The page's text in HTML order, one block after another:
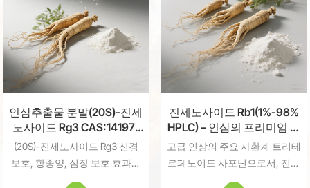
인삼추출물 분말(20S)-진세
노사이드 Rg3 CAS:14197-
60-5
(20S)-진세노사이드 Rg3 신경
보호, 항종양, 심장 보호 효과로
유명한 생리활성 트리테르펜 사
진세노사이드 Rb1(1%-98%
HPLC) – 인삼의 프리미엄 신
경 보호 화합물
고급 인삼의 주요 사환계 트리테
르페노이드 사포닌으로서, 진세
노사이드 Rb1 BDNF 신호전달 및